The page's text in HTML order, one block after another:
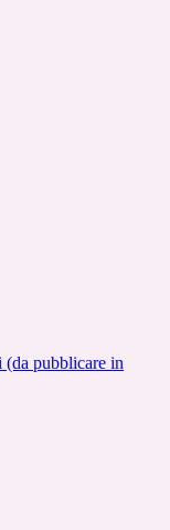
pubblicare in